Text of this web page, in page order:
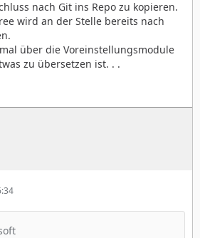
nach Git ins Repo zu kopieren.
wird an der Stelle bereits nach
über die Voreinstellungsmodule
zu übersetzen ist. . .